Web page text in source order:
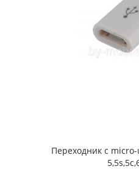
Переходник с